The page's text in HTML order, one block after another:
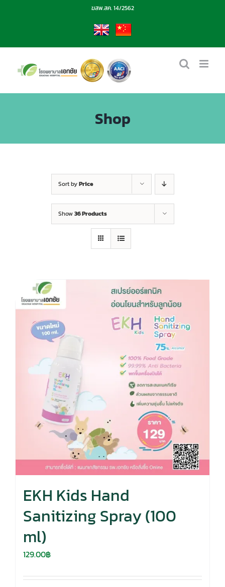
ฆสพ.สค. 14/2562
EN CN
Shop
Sort byPrice
Show36 Products
EKH Kids Hand
Sanitizing Spray (100
ml)
129.00฿